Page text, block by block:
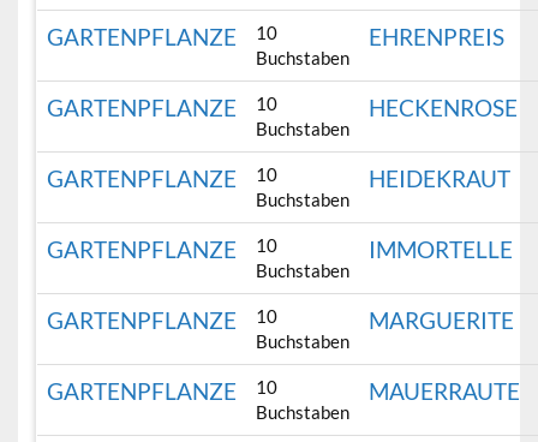
GARTENPFLANZE
10
Buchstaben
EHRENPREIS
GARTENPFLANZE
10
Buchstaben
HECKENROSE
GARTENPFLANZE
10
Buchstaben
HEIDEKRAUT
GARTENPFLANZE
10
Buchstaben
IMMORTELLE
GARTENPFLANZE
10
Buchstaben
MARGUERITE
GARTENPFLANZE
10
Buchstaben
MAUERRAUTE